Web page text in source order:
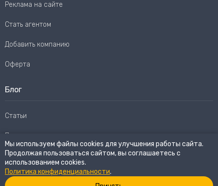
Реклама на сайте
Стать агентом
Добавить компанию
Оферта
Блог
Статьи
Пользовательское соглашение
Карта сайта
Мы используем файлы cookies для улучшения работы сайта.
Продолжая пользоваться сайтом, вы соглашаетесь с
использованием cookies.
Политика конфиденциальности.